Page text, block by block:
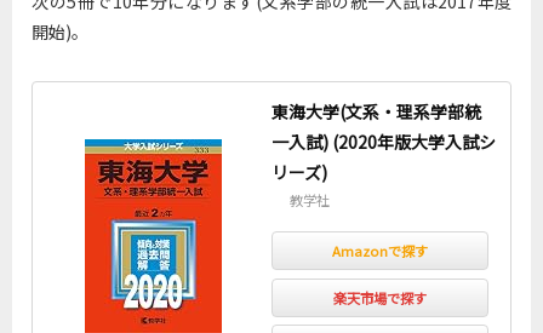
開始)。
東海大学(文系・理系学部統
一入試) (2020年版大学入試シ
リーズ)
教学社
Amazonで探す
楽天市場で探す